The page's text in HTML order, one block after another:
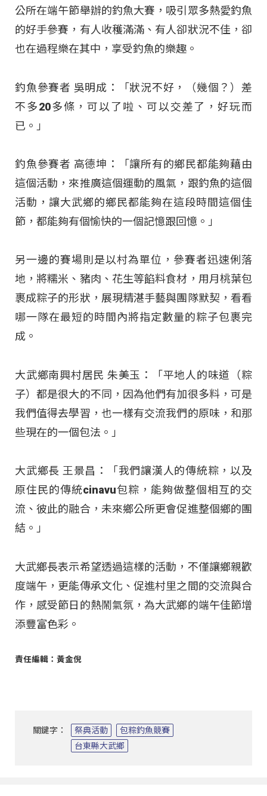
公所在端午節舉辦的釣魚大賽，吸引眾多熱愛釣魚
的好手參賽，有人收穫滿滿、有人卻狀況不佳，卻
也在過程樂在其中，享受釣魚的樂趣。
釣魚參賽者 吳明成：「狀況不好，（幾個？）差
不多20多條，可以了啦、可以交差了，好玩而
已。」
釣魚參賽者 高德坤：「讓所有的鄉民都能夠藉由
這個活動，來推廣這個運動的風氣，跟釣魚的這個
活動，讓大武鄉的鄉民都能夠在這段時間這個佳
節，都能夠有個愉快的一個記憶跟回憶。」
另一邊的賽場則是以村為單位，參賽者迅速俐落
地，將糯米、豬肉、花生等餡料食材，用月桃葉包
裹成粽子的形狀，展現精湛手藝與團隊默契，看看
哪一隊在最短的時間內將指定數量的粽子包裹完
成。
大武鄉南興村居民 朱美玉：「平地人的味道（粽
子）都是很大的不同，因為他們有加很多料，可是
我們值得去學習，也一樣有交流我們的原味，和那
些現在的一個包法。」
大武鄉長 王景昌：「我們讓漢人的傳統粽，以及
原住民的傳統cinavu包粽，能夠做整個相互的交
流、彼此的融合，未來鄉公所更會促進整個鄉的團
結。」
大武鄉長表示希望透過這樣的活動，不僅讓鄉親歡
度端午，更能傳承文化、促進村里之間的交流與合
作，感受節日的熱鬧氣氛，為大武鄉的端午佳節增
添豐富色彩。
責任編輯：黃金倪
關鍵字： 祭典活動
包粽釣魚競賽
台東縣大武鄉